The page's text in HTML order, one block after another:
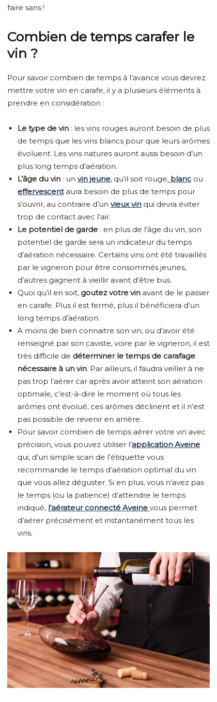
faire sans !
Combien de temps carafer le
vin ?
Pour savoir combien de temps à l’avance vous devrez
mettre votre vin en carafe, il y a plusieurs éléments à
prendre en considération :
Le type de vin : les vins rouges auront besoin de plus
de temps que les vins blancs pour que leurs arômes
évoluent. Les vins natures auront aussi besoin d’un
plus long temps d’aération.
L’âge du vin : un vin jeune, qu’il soit rouge, blanc ou
effervescentaura besoin de plus de temps pour
s’ouvrir, au contraire d’un vieux vin qui devra éviter
trop de contact avec l’air.
Le potentiel de garde : en plus de l’âge du vin, son
potentiel de garde sera un indicateur du temps
d’aération nécessaire. Certains vins ont été travaillés
par le vigneron pour être consommés jeunes,
d’autres gagnent à vieillir avant d’être bus.
Quoi qu’il en soit, goutez votre vin avant de le passer
en carafe. Plus il est fermé, plus il bénéficiera d’un
long temps d’aération.
A moins de bien connaitre son vin, ou d’avoir été
renseigné par son caviste, voire par le vigneron, il est
très difficile de déterminer le temps de carafage
nécessaire à un vin. Par ailleurs, il faudra veiller à ne
pas trop l’aérer car après avoir atteint son aération
optimale, c’est-à-dire le moment où tous les
arômes ont évolué, ces arômes déclinent et il n’est
pas possible de revenir en arrière.
Pour savoir combien de temps aérer votre vin avec
précision, vous pouvez utiliser l’application Aveine
qui, d’un simple scan de l’étiquette vous
recommande le temps d’aération optimal du vin
que vous allez déguster. Si en plus, vous n’avez pas
le temps (ou la patience) d’attendre le temps
indiqué, l’aérateur connecté Aveine vous permet
d’aérer précisément et instantanément tous les
vins.